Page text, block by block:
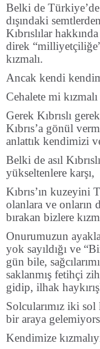
Belki de
dışındaki
Kıbrıslılar
direk
kızmalı.
Ancak kendi
Cehalete mi
Gerek Kıbrıslı
Kıbrıs’a gönül
anlattık kendimizi
Belki de asıl
yükseltenlere karşı,
Kıbrıs’ın kuzeyini
olanlara ve onların
bırakan bizlere
Onurumuzun
yok sayıldığı ve
gün bile,
saklanmış fetihçi
gidip, ilhak
Solcularımız iki sol
bir araya
Kendimize